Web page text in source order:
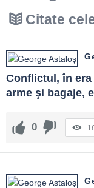
Citate
Conflictul, în
arme şi bagaje,
0